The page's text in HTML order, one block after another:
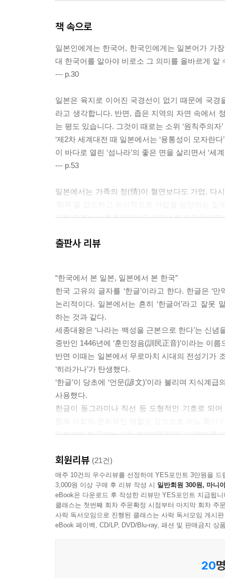
책 속으로
일본인에게는 한국어, 한국인에게는 일본어가 가
대 한국어를 알아야 비로소 그 의미를 올바르게
--- p.30
일본은 육지로 이어진 국경선이 없기 때문에 국
라고 생각합니다. 반면, 좁은 지역의 자연 속에서
는 평도 있습니다. 그것이 때로는 소위 ‘원칙주의자
‘제2차 세계대전 때 일본에서는 ‘융통성이 모자란
이 바다로 열린 ‘섬나라’의 좋은 면을 살리면서 ‘
--- p.53
일본에서는 가족의 정(情)이 혈연보다도 가업, 다
그런 관계는 사회조직에서도 자연스럽게 만들어집
한국에서는 혈연관계를 중요하게 여기다 보니, 가
일할 수밖에 없습니다.
--- p.56
‘잘라서 버림’과 ‘섬세함’이 일본문화의 특징이
모두 자유롭고 풍요로운 마음을 빼앗기고 결국에
렸다는 점입니다. 정신문화의 정수이어야 할 종교
--- p.66
밥그릇을 들고 먹느냐, 먹지 않느냐 하는 것은 합
일이 자의적으로 평가해서 한쪽 나라에서는 ‘들고
다.
--- p.
일본문화라고 하면 우리 민족에게는 ‘강요당한
습니다. ‘일본문화 완전 개방’은 생각조차 할 수
‘생각조차 할 수 없는 일’이라고 말하는 역사적 배
나라 일본의 문화를 완전 개방하려는 역사적 배경
--- p.108
주의를 전면으로 내세운다면 세계평화가 진척되는
출판사 리뷰
“한국에서 본 일본, 일본에서 본 한국”
한국 고유의 글자를 ‘한글’이라고 한다. 한글은 ‘
논리적이다. 일본에서는 흔히 ‘한글어’라고 잘못
하는 것과 같다.
세종대왕은 ‘나라는 백성을 근본으로 한다’는 신
중반인 1446년에 ‘훈민정음(訓民正音)’이라는 이름
반면 이때는 일본에서 무로마치 시대의 전성기가
‘히라가나’가 탄생했다.
‘한글’이 당초에 ‘언문(諺文)’이라 불리며 지식계
사용했다.
한글이 동그라미나 직선 등 도형적인 기호로 되
일본어와 한국어는 모두 ‘한어(漢語)’와 ‘고유어’
일본어는 어순이 비슷하고 둘 다 조사를 사용해서
그뿐 아니라 한국과 일본은 ‘계절풍적 풍토’에 해
하지만 근저에는 아주 다른 토양도 존재한다.
예를 들어 일본에서는 결혼하면 대부분의 신부가
혈연 상의 부모 자식 관계를 절대시하는 풍조가
남이라 해도 양자로 맞는 경우가 제법 있다.
회원리뷰 (21건)
매주 10건의 우수리뷰를 선정하여 YES포인트 3만원을 드
3,000원 이상 구매 후 리뷰 작성 시 일반회원 300원, 마니
eBook은 다운로드 후 작성한 리뷰만 YES포인트 지급됩니
클래스는 첫번째 회차 주문확정 시점부터 마지막 회차 주
사락 독서모임으로 진행된 클래스는 사락 독서모임 게시
eBook 페이백, CD/LP, DVD/Blu-ray, 패션 및 판매금지 상
20